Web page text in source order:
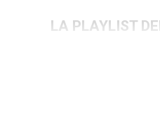
LA PLAYLIST